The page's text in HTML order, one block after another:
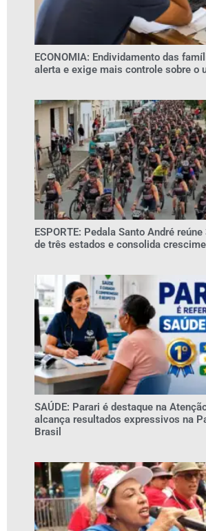
ECONOMIA: Endividamento das
alerta e exige mais controle sobre o
ESPORTE: Pedala Santo André
de três estados e consolida
SAÚDE: Parari é destaque na
alcança resultados expressivos na
Brasil